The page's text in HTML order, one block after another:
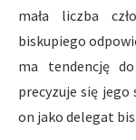
mała liczba
biskupiego
ma tendencję
precyzuje się jego
on jako delegat